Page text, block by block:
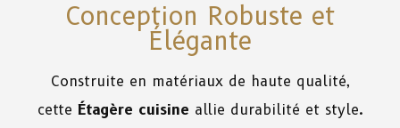
Conception Robuste et
Élégante
Construite en matériaux de haute qualité,
cette Étagère cuisine allie durabilité et style.